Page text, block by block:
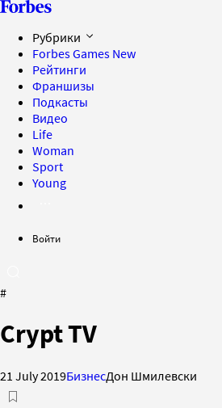
Рубрики
Forbes Games New
Рейтинги
Франшизы
Подкасты
Видео
Life
Woman
Sport
Young
Войти
#
Crypt TV
21 July 2019БизнесДoн Шмилевски